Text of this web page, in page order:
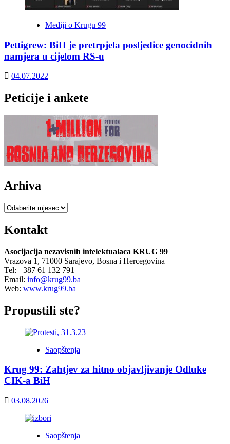
Mediji o Krugu 99
Pettigrew: BiH je pretrpjela posljedice genocidnih
namjera u cijelom RS-u
04.07.2022
Peticije i ankete
Arhiva
Arhiva
Kontakt
Asocijacija nezavisnih intelektualaca KRUG 99
Vrazova 1, 71000 Sarajevo, Bosna i Hercegovina
Tel: +387 61 132 791
Email: info@krug99.ba
Web: www.krug99.ba
Propustili ste?
Saopštenja
Krug 99: Zahtjev za hitno objavljivanje Odluke
CIK-a BiH
03.08.2026
Saopštenja